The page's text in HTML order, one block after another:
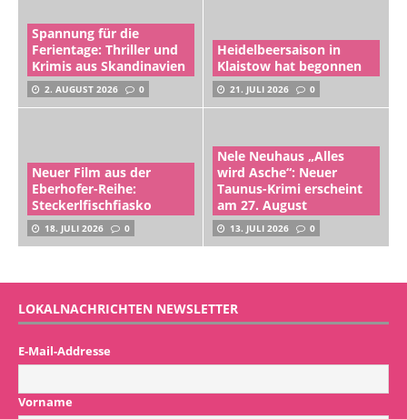
Spannung für die
Ferientage: Thriller und
Krimis aus Skandinavien
2. AUGUST 2026 0
Heidelbeersaison in
Klaistow hat begonnen
21. JULI 2026 0
Neuer Film aus der
Eberhofer-Reihe:
Steckerlfischfiasko
18. JULI 2026 0
Nele Neuhaus „Alles
wird Asche“: Neuer
Taunus-Krimi erscheint
am 27. August
13. JULI 2026 0
LOKALNACHRICHTEN NEWSLETTER
E-Mail-Addresse
Vorname